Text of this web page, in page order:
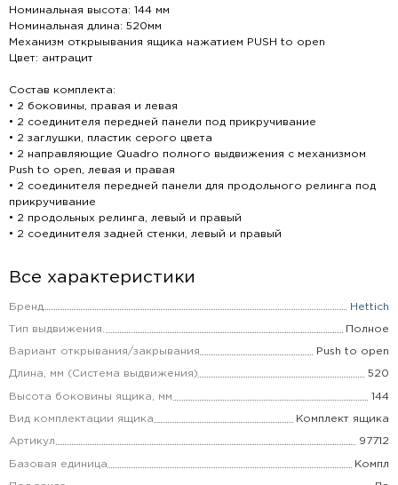
Номинальная высота: 144 мм
Номинальная длина: 520мм
Механизм открыывания ящика нажатием PUSH to open
Цвет: антрацит
Состав комплекта:
• 2 боковины, правая и левая
• 2 соединителя передней панели под прикручивание
• 2 заглушки, пластик серого цвета
• 2 направляющие Quadro полного выдвижения с механизмом
Push to open, левая и правая
• 2 соединителя передней панели для продольного релинга под
прикручивание
• 2 продольных релинга, левый и правый
• 2 соединителя задней стенки, левый и правый
Все характеристики
Бренд Hettich
Тип выдвижения. Полное
Вариант открывания/закрывания Push to open
Длина, мм (Система выдвижения) 520
Высота боковины ящика, мм 144
Вид комплектации ящика Комплект ящика
Артикул 97712
Базовая единица Компл